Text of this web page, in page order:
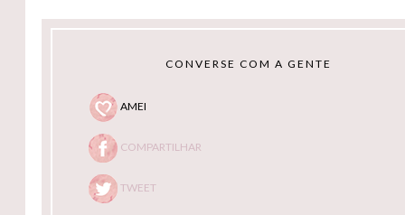
CONVERSE COM A GENTE
AMEI
COMPARTILHAR
TWEET